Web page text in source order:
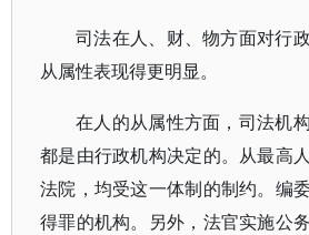
司法在人、财、物方面对行
从属性表现得更明显。
在人的从属性方面，司法机
都是由行政机构决定的。从最高
法院，均受这一体制的制约。编
得罪的机构。另外，法官实施公